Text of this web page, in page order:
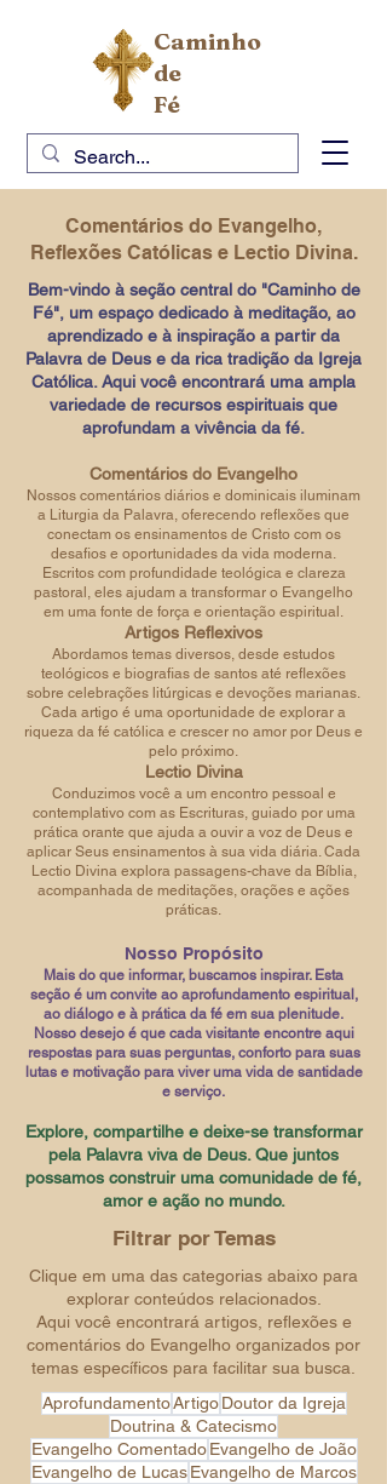
Caminho
de
Fé
Comentários do Evangelho,
Reflexões Católicas e Lectio Divina.
Bem-vindo à seção central do "Caminho de
Fé", um espaço dedicado à meditação, ao
aprendizado e à inspiração a partir da
Palavra de Deus e da rica tradição da Igreja
Católica. Aqui você encontrará uma ampla
variedade de recursos espirituais que
aprofundam a vivência da fé.
Comentários do Evangelho
Nossos comentários diários e dominicais iluminam
a Liturgia da Palavra, oferecendo reflexões que
conectam os ensinamentos de Cristo com os
desafios e oportunidades da vida moderna.
Escritos com profundidade teológica e clareza
pastoral, eles ajudam a transformar o Evangelho
em uma fonte de força e orientação espiritual.
Artigos Reflexivos
Abordamos temas diversos, desde estudos
teológicos e biografias de santos até reflexões
sobre celebrações litúrgicas e devoções marianas.
Cada artigo é uma oportunidade de explorar a
riqueza da fé católica e crescer no amor por Deus e
pelo próximo.
Lectio Divina
Conduzimos você a um encontro pessoal e
contemplativo com as Escrituras, guiado por uma
prática orante que ajuda a ouvir a voz de Deus e
aplicar Seus ensinamentos à sua vida diária. Cada
Lectio Divina explora passagens-chave da Bíblia,
acompanhada de meditações, orações e ações
práticas.
Nosso Propósito
Mais do que informar, buscamos inspirar. Esta
seção é um convite ao aprofundamento espiritual,
ao diálogo e à prática da fé em sua plenitude.
Nosso desejo é que cada visitante encontre aqui
respostas para suas perguntas, conforto para suas
lutas e motivação para viver uma vida de santidade
e serviço.
Explore, compartilhe e deixe-se transformar
pela Palavra viva de Deus. Que juntos
possamos construir uma comunidade de fé,
amor e ação no mundo.
Filtrar por Temas
Clique em uma das categorias abaixo para
explorar conteúdos relacionados.
Aqui você encontrará artigos, reflexões e
comentários do Evangelho organizados por
temas específicos para facilitar sua busca.
AprofundamentoArtigo Doutor da Igreja
Doutrina & Catecismo
Evangelho Comentado Evangelho de João
Evangelho de Lucas Evangelho de Marcos